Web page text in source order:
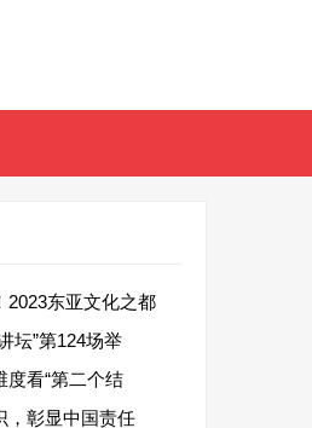
2023东亚文化之都
坛”第124场举
度看“第二个结
，彰显中国责任